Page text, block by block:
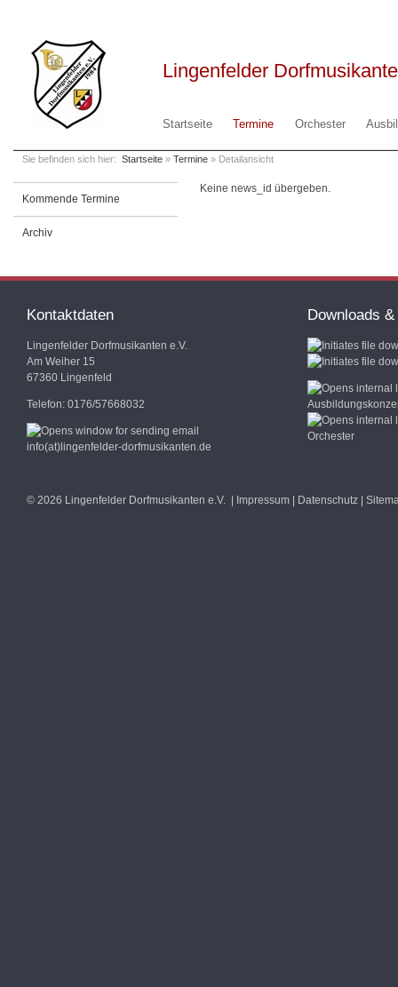
Lingenfelder
Startseite Termine Orchester
Sie befinden sich hier: Startseite » Termine » Detailansicht
Kommende Termine
Archiv
Keine news_id übergeben.
Kontaktdaten
Lingenfelder Dorfmusikanten e.V.
Am Weiher 15
67360 Lingenfeld
Telefon: 0176/57668032
info(at)lingenfelder-dorfmusikanten.de
Downloads
Orchester
© 2026 Lingenfelder Dorfmusikanten e.V. | Impressum Datenschutz